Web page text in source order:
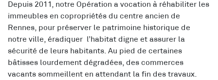
Depuis 2011, notre Opération a vocation à réhabiliter les
immeubles en copropriétés du centre ancien de
Rennes, pour préserver le patrimoine historique de
notre ville, éradiquer l’habitat digne et assurer la
sécurité de leurs habitants. Au pied de certaines
bâtisses lourdement dégradées, des commerces
vacants sommeillent en attendant la fin des travaux.